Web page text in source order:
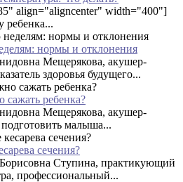
align="aligncenter" width="400"]
ребенка...
нормы и отклонения
Мещерякова, акушер-
здоровья будущего...
сажать ребенка?
Мещерякова, акушер-
малыша...
сечения?
Ступина, практикующий
профессиональный...